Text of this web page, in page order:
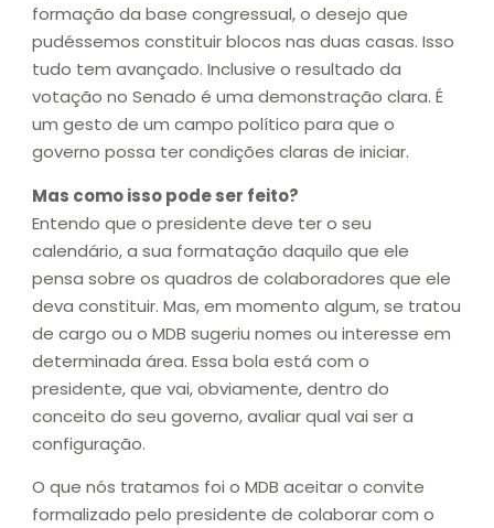
formação da base congressual, o desejo que
pudéssemos constituir blocos nas duas casas. Isso
tudo tem avançado. Inclusive o resultado da
votação no Senado é uma demonstração clara. É
um gesto de um campo político para que o
governo possa ter condições claras de iniciar.
Mas como isso pode ser feito?
Entendo que o presidente deve ter o seu
calendário, a sua formatação daquilo que ele
pensa sobre os quadros de colaboradores que ele
deva constituir. Mas, em momento algum, se tratou
de cargo ou o MDB sugeriu nomes ou interesse em
determinada área. Essa bola está com o
presidente, que vai, obviamente, dentro do
conceito do seu governo, avaliar qual vai ser a
configuração.
O que nós tratamos foi o MDB aceitar o convite
formalizado pelo presidente de colaborar com o